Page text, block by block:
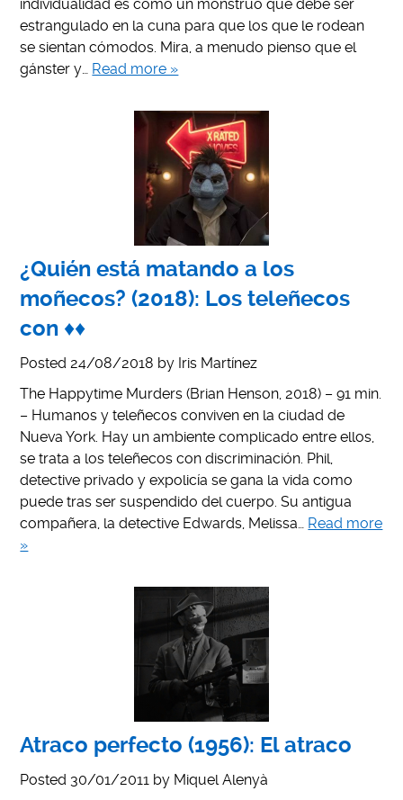
individualidad es como un monstruo que debe ser
estrangulado en la cuna para que los que le rodean
se sientan cómodos. Mira, a menudo pienso que el
gánster y… Read more »
¿Quién está matando a los
moñecos? (2018): Los teleñecos
con ♦♦
Posted 24/08/2018 by Iris Martínez
The Happytime Murders (Brian Henson, 2018) – 91 min.
– Humanos y teleñecos conviven en la ciudad de
Nueva York. Hay un ambiente complicado entre ellos,
se trata a los teleñecos con discriminación. Phil,
detective privado y expolicía se gana la vida como
puede tras ser suspendido del cuerpo. Su antigua
compañera, la detective Edwards, Melissa… Read more
»
Atraco perfecto (1956): El atraco
Posted 30/01/2011 by Miquel Alenyà